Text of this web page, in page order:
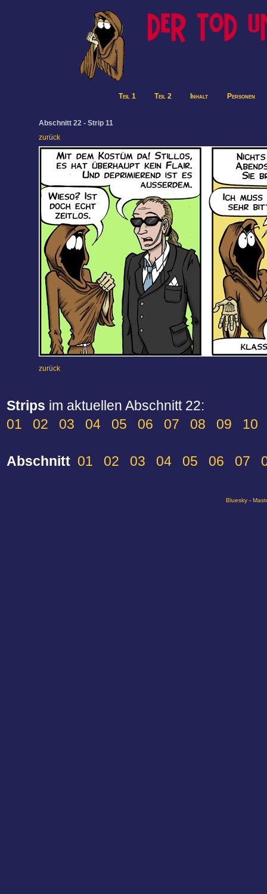
Teil 1 Teil 2 Inhalt Personen
Abschnitt 22 - Strip 11
zurück
zurück
Strips im aktuellen Abschnitt 22:
01
02 03 04 05 06 07 08 09 10
Abschnitt 01 02 03 04 05 06 07
Bluesky -